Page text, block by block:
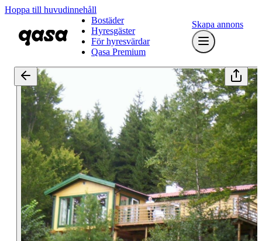
Hoppa till huvudinnehåll
Bostäder
Hyresgäster
För hyresvärdar
Qasa Premium
Skapa annons